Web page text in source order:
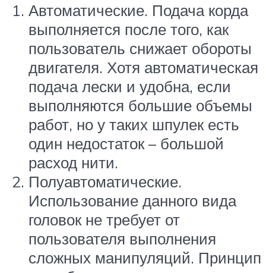
Автоматические. Подача корда
выполняется после того, как
пользователь снижает обороты
двигателя. Хотя автоматическая
подача лески и удобна, если
выполняются большие объемы
работ, но у таких шпулек есть
один недостаток – большой
расход нити.
Полуавтоматические.
Использование данного вида
головок не требует от
пользователя выполнения
сложных манипуляций. Принцип